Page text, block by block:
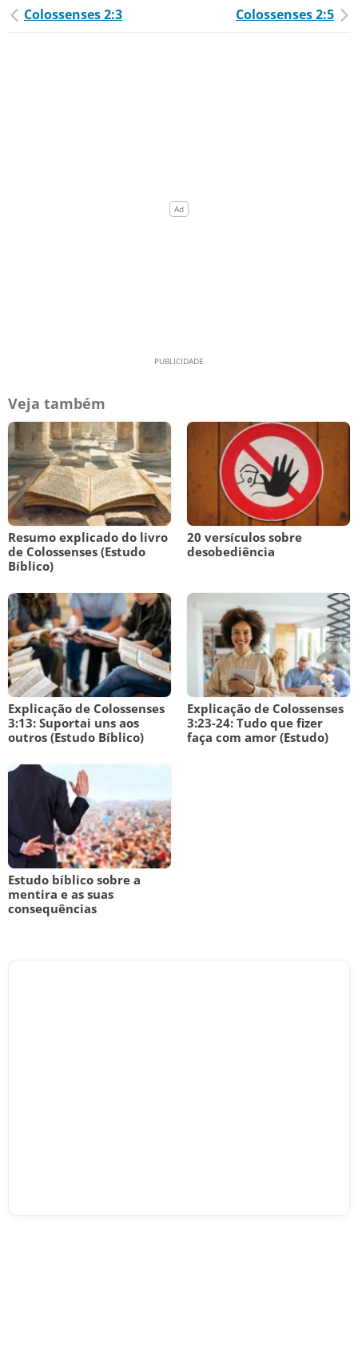
Colossenses 2:3 Colossenses 2:5
Veja também
Resumo explicado do livro
de Colossenses (Estudo
Bíblico)
20 versículos sobre
desobediência
Explicação de Colossenses
3:13: Suportai uns aos
outros (Estudo Bíblico)
Explicação de Colossenses
3:23-24: Tudo que fizer
faça com amor (Estudo)
Estudo bíblico sobre a
mentira e as suas
consequências